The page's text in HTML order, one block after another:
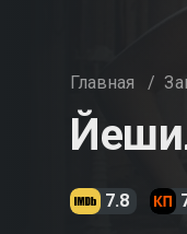
Главная /
7.8